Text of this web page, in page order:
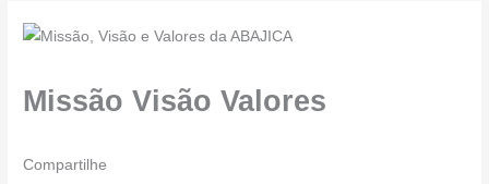
Missão Visão Valores
Compartilhe